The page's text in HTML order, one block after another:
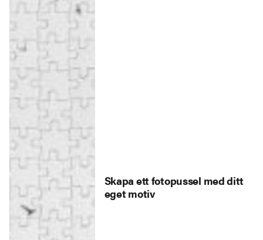
Skapa ett fotopussel med ditt
eget motiv